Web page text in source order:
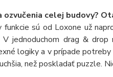
ozvučenia celej budovy?
sú od Loxone už
V jednoduchom drag &
logiky a v prípade potreby
než poskladať puzzle.